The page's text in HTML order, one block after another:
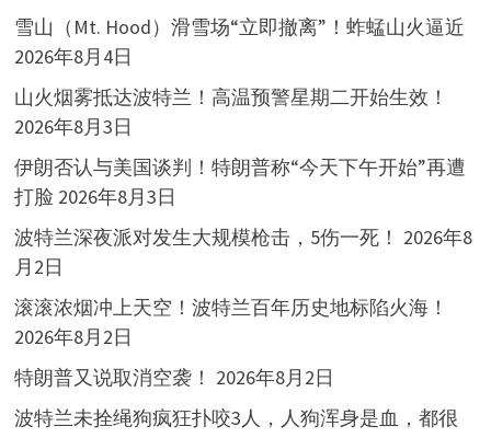
雪山（Mt. Hood）滑雪场“立即撤离”！蚱蜢山火逼近
2026年8月4日
山火烟雾抵达波特兰！高温预警星期二开始生效！
2026年8月3日
伊朗否认与美国谈判！特朗普称“今天下午开始”再遭
打脸 2026年8月3日
波特兰深夜派对发生大规模枪击，5伤一死！ 2026年8
月2日
滚滚浓烟冲上天空！波特兰百年历史地标陷火海！
2026年8月2日
特朗普又说取消空袭！ 2026年8月2日
波特兰未拴绳狗疯狂扑咬3人，人狗浑身是血，都很